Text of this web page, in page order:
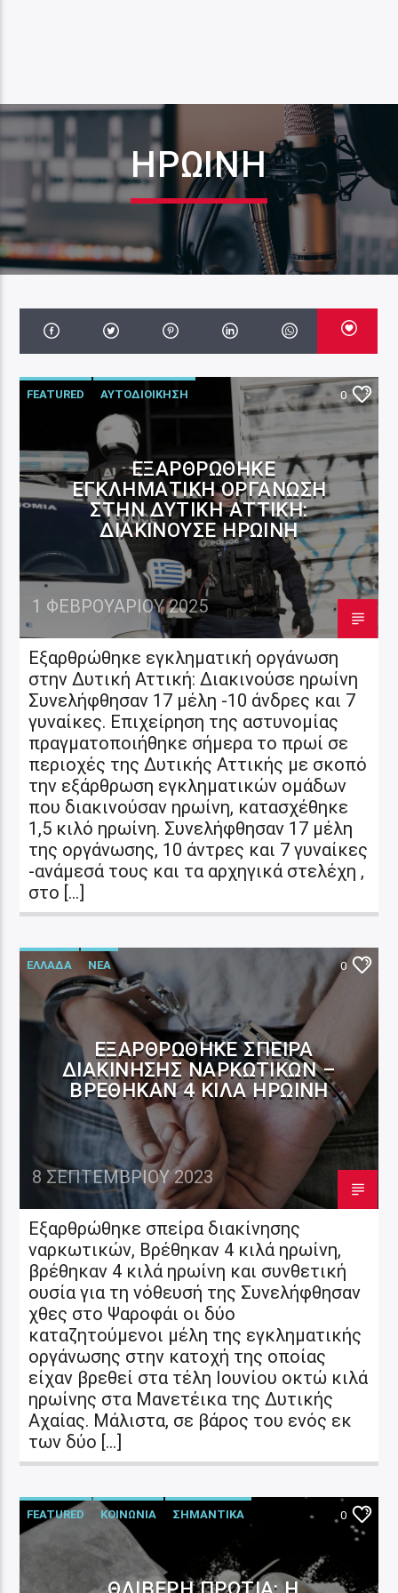
ΗΡΩΊΝΗ
FEATURED ΑΥΤΟΔΙΟΙΚΗΣΗ 0
ΕΞΑΡΘΡΏΘΗΚΕ
ΕΓΚΛΗΜΑΤΙΚΉ ΟΡΓΆΝΩΣΗ
ΣΤΗΝ ΔΥΤΙΚΉ ΑΤΤΙΚΉ:
ΔΙΑΚΙΝΟΎΣΕ ΗΡΩΊΝΗ
1 ΦΕΒΡΟΥΑΡΊΟΥ 2025
Εξαρθρώθηκε εγκληματική οργάνωση
στην Δυτική Αττική: Διακινούσε ηρωίνη
Συνελήφθησαν 17 μέλη -10 άνδρες και 7
γυναίκες. Επιχείρηση της αστυνομίας
πραγματοποιήθηκε σήμερα το πρωί σε
περιοχές της Δυτικής Αττικής με σκοπό
την εξάρθρωση εγκληματικών ομάδων
που διακινούσαν ηρωίνη, κατασχέθηκε
1,5 κιλό ηρωίνη. Συνελήφθησαν 17 μέλη
της οργάνωσης, 10 άντρες και 7 γυναίκες
-ανάμεσά τους και τα αρχηγικά στελέχη ,
στο […]
ΕΛΛΑΔΑ ΝΕΑ 0
ΕΞΑΡΘΡΏΘΗΚΕ ΣΠΕΊΡΑ
ΔΙΑΚΊΝΗΣΗΣ ΝΑΡΚΩΤΙΚΏΝ –
ΒΡΈΘΗΚΑΝ 4 ΚΙΛΆ ΗΡΩΊΝΗ
8 ΣΕΠΤΕΜΒΡΊΟΥ 2023
Εξαρθρώθηκε σπείρα διακίνησης
ναρκωτικών, Βρέθηκαν 4 κιλά ηρωίνη,
βρέθηκαν 4 κιλά ηρωίνη και συνθετική
ουσία για τη νόθευσή της Συνελήφθησαν
χθες στο Ψαροφάι οι δύο
καταζητούμενοι μέλη της εγκληματικής
οργάνωσης στην κατοχή της οποίας
είχαν βρεθεί στα τέλη Ιουνίου οκτώ κιλά
ηρωίνης στα Μανετέικα της Δυτικής
Αχαίας. Μάλιστα, σε βάρος του ενός εκ
των δύο […]
FEATURED ΚΟΙΝΩΝΙΑ ΣΗΜΑΝΤΙΚΑ 0